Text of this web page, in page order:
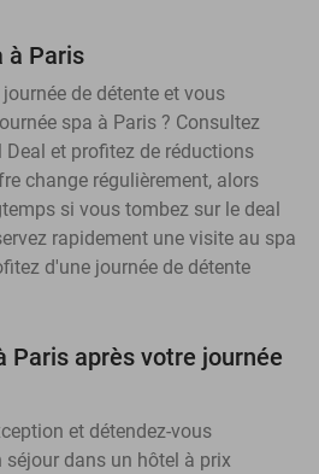
à Paris
de détente et vous
spa à Paris ? Consultez
et profitez de réductions
change régulièrement, alors
si vous tombez sur le deal
rapidement une visite au spa
d'une journée de détente
Paris après votre journée
et détendez-vous
séjour dans un hôtel à prix